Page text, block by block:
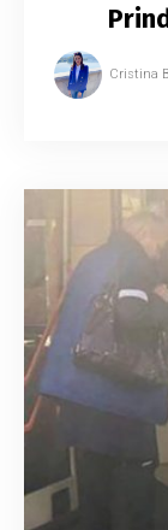
Cristina